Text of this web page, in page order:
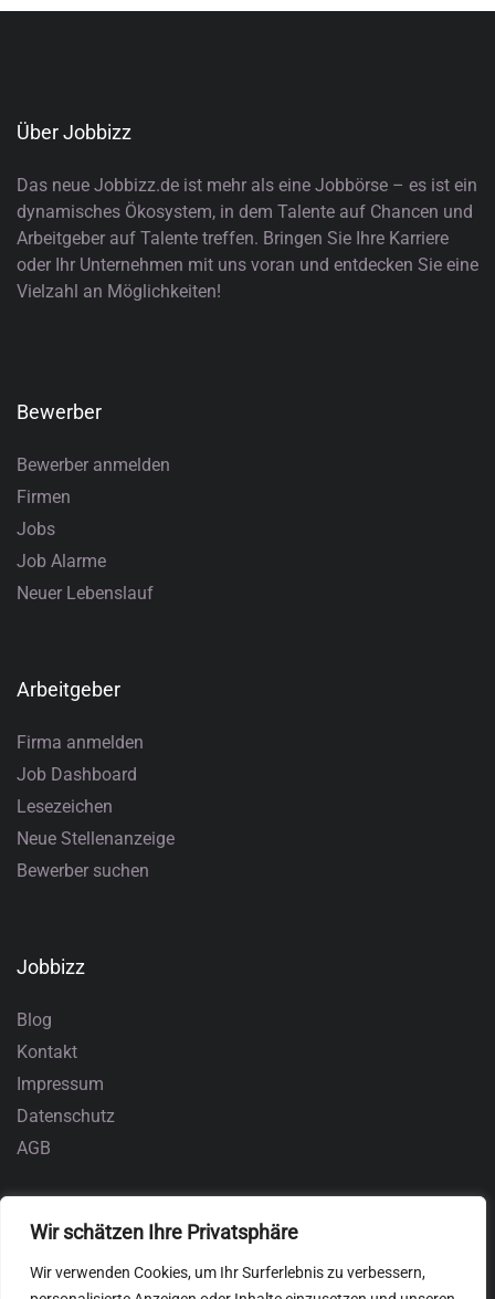
Wir schätzen Ihre Privatsphäre
Wir verwenden Cookies, um Ihr Surferlebnis zu verbessern,
Über Jobbizz
Das neue Jobbizz.de ist mehr als eine Jobbörse – es ist ein
dynamisches Ökosystem, in dem Talente auf Chancen und
Arbeitgeber auf Talente treffen. Bringen Sie Ihre Karriere
oder Ihr Unternehmen mit uns voran und entdecken Sie eine
Vielzahl an Möglichkeiten!
Bewerber
Bewerber anmelden
Firmen
Jobs
Job Alarme
Neuer Lebenslauf
Arbeitgeber
Firma anmelden
Job Dashboard
Lesezeichen
Neue Stellenanzeige
Bewerber suchen
Jobbizz
Blog
Kontakt
Impressum
Datenschutz
AGB